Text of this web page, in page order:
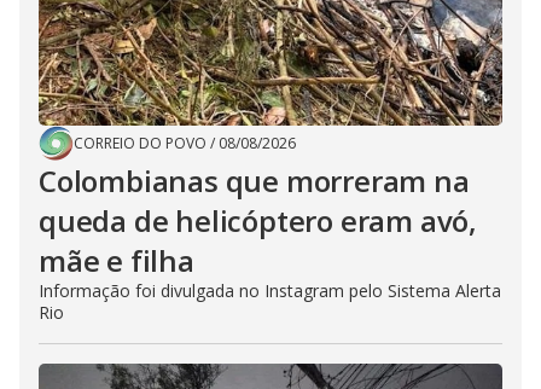
CORREIO DO POVO / 08/08/2026
Colombianas que morreram na
queda de helicóptero eram avó,
mãe e filha
Informação foi divulgada no Instagram pelo Sistema Alerta
Rio